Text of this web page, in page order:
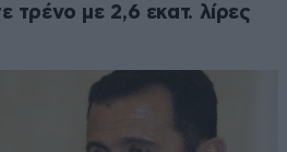
τρένο με 2,6 εκατ. λίρες